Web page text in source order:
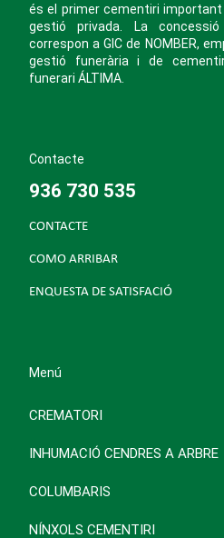
és el primer cementiri
gestió privada. La
correspon a GIC de NOMBER,
gestió funerària i de
funerari ÁLTIMA.
Contacte
936 730 535
CONTACTE
COMO ARRIBAR
ENQUESTA DE SATISFACIÓ
Menú
CREMATORI
INHUMACIÓ CENDRES A ARBRE
COLUMBARIS
NÍNXOLS CEMENTIRI